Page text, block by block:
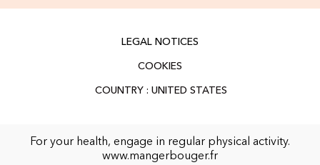
LEGAL NOTICES
COOKIES
For your health, engage in regular physical activity.
www.mangerbouger.fr